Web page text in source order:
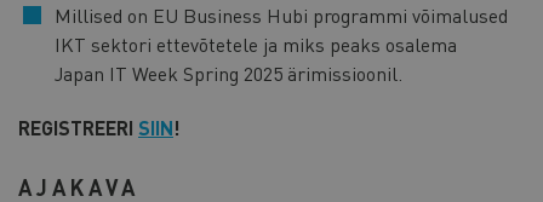
Millised on EU Business Hubi programmi võimalused
IKT sektori ettevõtetele ja miks peaks osalema
Japan IT Week Spring 2025 ärimissioonil.
REGISTREERI SIIN!
AJAKAVA